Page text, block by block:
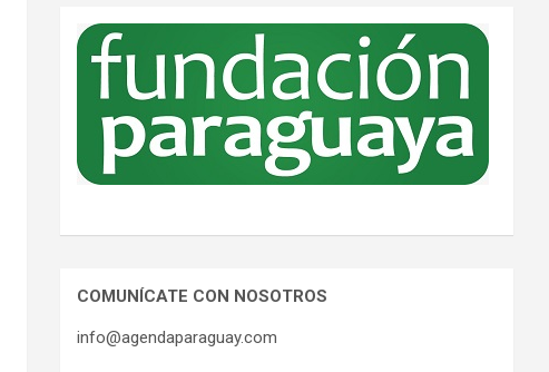
COMUNÍCATE CON NOSOTROS
info@agendaparaguay.com